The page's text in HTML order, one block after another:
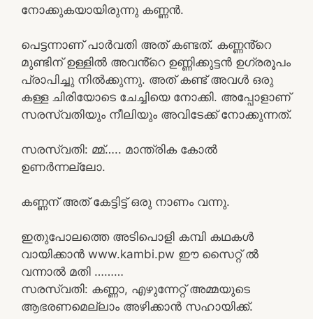
നോക്കുകയായിരുന്നു കണ്ണൻ.
പെട്ടന്നാണ് പാർവതി അത് കണ്ടത്. കണ്ണൻ്റെ
മുണ്ടിന് ഉള്ളിൽ അവൻ്റെ ഉണ്ണിക്കുട്ടൻ ഉഗ്രരൂപം
പ്രാപിച്ചു നിൽക്കുന്നു. അത് കണ്ട് അവൾ ഒരു
കള്ള ചിരിയോടെ ചേച്ചിയെ നോക്കി. അപ്പോളാണ്
സരസ്വതിയും നീലിയും അവിടേക്ക് നോക്കുന്നത്.
സരസ്വതി: മ്മ്….. മാന്ത്രിക കോൽ
ഉണർന്നല്ലോ.
കണ്ണന് അത് കേട്ടിട്ട് ഒരു നാണം വന്നു.
ഇതുപോലത്തെ അടിപൊളി കമ്പി കഥകൾ
വായിക്കാൻ www.kambi.pw ഈ സൈറ്റ് ൽ
വന്നാൽ മതി ………
സരസ്വതി: കണ്ണാ, എഴുന്നേറ്റ് അമ്മയുടെ
ആഭരണമെല്ലാം അഴിക്കാൻ സഹായിക്ക്.